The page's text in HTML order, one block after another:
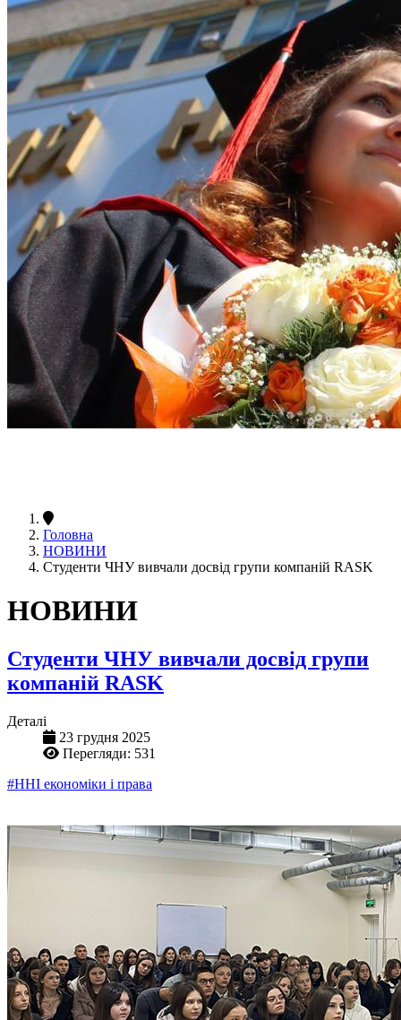
Головна
НОВИНИ
Студенти ЧНУ вивчали досвід групи компаній RASK
НОВИНИ
Студенти ЧНУ вивчали досвід групи
компаній RASK
Деталі
23 грудня 2025
Перегляди: 531
#ННІ економіки і права